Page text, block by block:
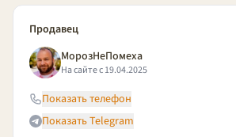
Продавец
МорозНеПомеха
На сайте с 19.04.2025
Показать телефон
Показать Telegram